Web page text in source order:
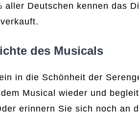
aller Deutschen kennen das
des Musicals
in die Schönheit der
Musical wieder und
erinnern Sie sich noch an